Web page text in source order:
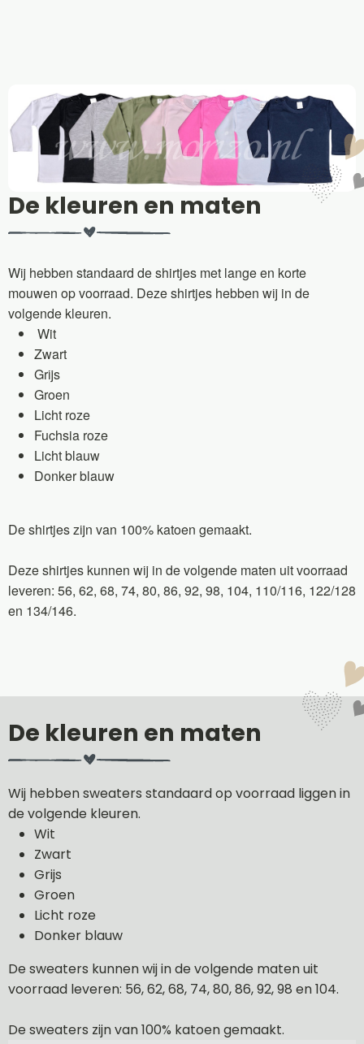
De kleuren en maten
Wij hebben standaard de shirtjes met lange en korte
mouwen op voorraad. Deze shirtjes hebben wij in de
volgende kleuren.
Wit
Zwart
Grijs
Groen
Licht roze
Fuchsia roze
Licht blauw
Donker blauw
De shirtjes zijn van 100% katoen gemaakt.
Deze shirtjes kunnen wij in de volgende maten uit voorraad
leveren: 56, 62, 68, 74, 80, 86, 92, 98, 104, 110/116, 122/128
en 134/146.
De kleuren en maten
Wij hebben sweaters standaard op voorraad liggen in
de volgende kleuren.
Wit
Zwart
Grijs
Groen
Licht roze
Donker blauw
De sweaters kunnen wij in de volgende maten uit
voorraad leveren: 56, 62, 68, 74, 80, 86, 92, 98 en 104.
De sweaters zijn van 100% katoen gemaakt.